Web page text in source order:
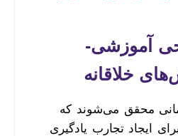
آموزشی-
خلاقانه
محقق می‌شوند که
ایجاد تجارب یادگیری